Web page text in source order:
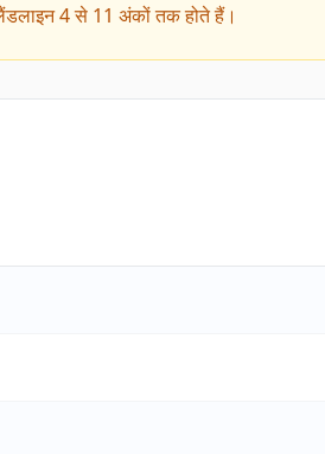
4 से 11 अंकों तक होते हैं।